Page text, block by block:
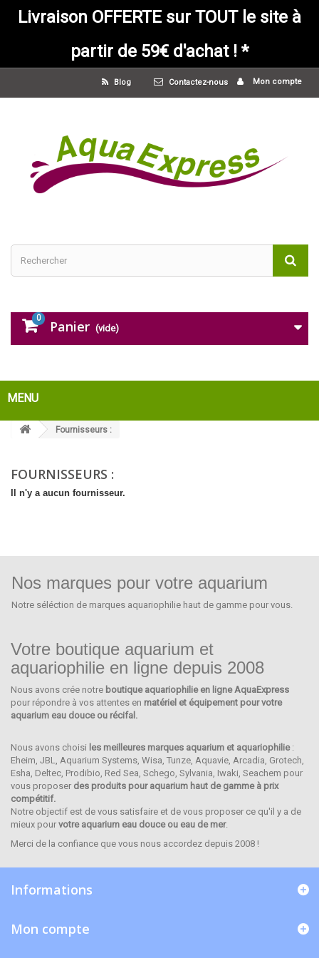
Livraison OFFERTE sur TOUT le site à
partir de 59€ d'achat ! *
Mon compte
Contactez-nous
Blog
Panier
0
(vide)
MENU
Fournisseurs :
FOURNISSEURS :
Il n'y a aucun fournisseur.
Nos marques pour votre aquarium
Notre séléction de marques aquariophilie haut de gamme pour vous.
CARIBSEA
Votre boutique aquarium et
aquariophilie en ligne depuis 2008
Nous avons crée notre boutique aquariophilie en ligne AquaExpress
pour répondre à vos attentes en matériel et équipement pour votre
aquarium eau douce ou récifal.
Nous avons choisi les meilleures marques aquarium et aquariophilie:
Eheim, JBL, Aquarium Systems, Wisa, Tunze, Aquavie, Arcadia, Grotech,
Esha, Deltec, Prodibio, Red Sea, Schego, Sylvania, Iwaki, Seachem pour
vous proposer des produits pour aquarium haut de gamme à prix
compétitif.
Notre objectif est de vous satisfaire et de vous proposer ce qu'il y a de
mieux pour votre aquarium eau douce ou eau de mer.
Merci de la confiance que vous nous accordez depuis 2008 !
Informations
Mon compte